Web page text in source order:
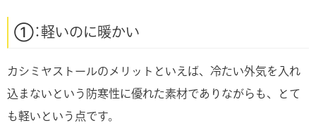
①：軽いのに暖かい
カシミヤストールのメリットといえば、冷たい外気を入れ
込まないという防寒性に優れた素材でありながらも、とて
も軽いという点です。